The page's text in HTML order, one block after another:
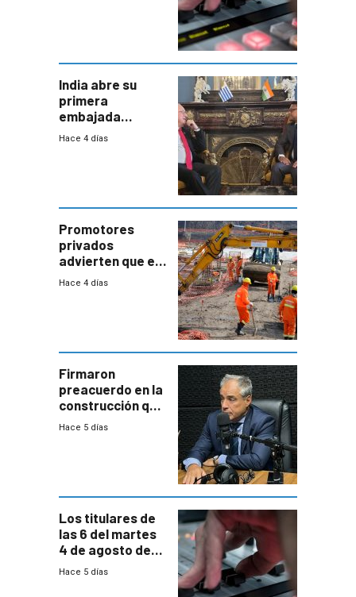
India abre su
primera
embajada
residente en
enorme
potencial
Hace 4 días
Promotores
privados
advierten que el
nuevo convenio
a revisar
proyectos
Hace 4 días
Firmaron
preacuerdo en la
construcción que
comprende
Hace 5 días
Los titulares de
las 6 del martes
4 de agosto de
2026
Hace 5 días